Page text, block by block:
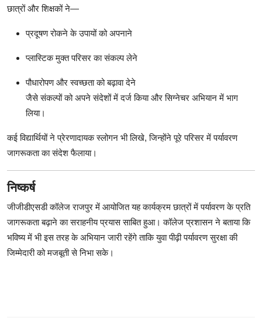
छात्रों और शिक्षकों ने—
प्रदूषण रोकने के उपायों को अपनाने
प्लास्टिक मुक्त परिसर का संकल्प लेने
पौधारोपण और स्वच्छता को बढ़ावा देने
जैसे संकल्पों को अपने संदेशों में दर्ज किया और सिग्नेचर अभियान में भाग
लिया।
कई विद्यार्थियों ने प्रेरणादायक स्लोगन भी लिखे, जिन्होंने पूरे परिसर में पर्यावरण
जागरूकता का संदेश फैलाया।
निष्कर्ष
जीजीडीएसडी कॉलेज राजपुर में आयोजित यह कार्यक्रम छात्रों में पर्यावरण के प्रति
जागरूकता बढ़ाने का सराहनीय प्रयास साबित हुआ। कॉलेज प्रशासन ने बताया कि
भविष्य में भी इस तरह के अभियान जारी रहेंगे ताकि युवा पीढ़ी पर्यावरण सुरक्षा की
जिम्मेदारी को मजबूती से निभा सके।